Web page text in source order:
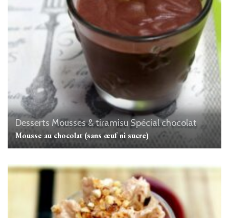
Desserts Mousses & tiramisu Spécial chocolat
Mousse au chocolat (sans œuf ni sucre)